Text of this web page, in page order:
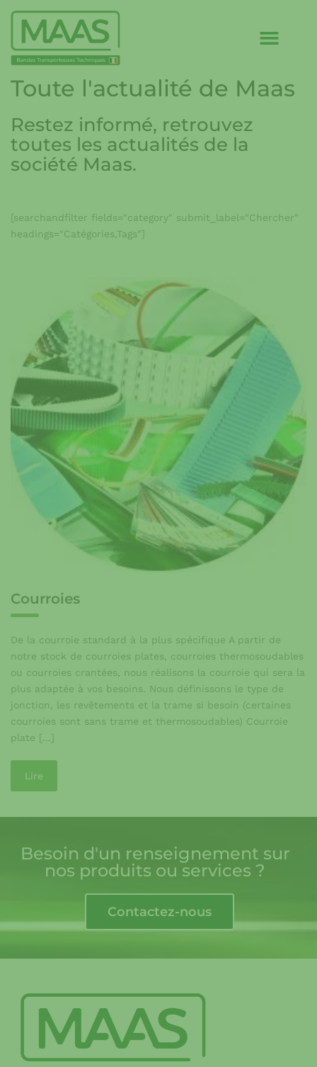
Toute l'actualité de Maas
Restez informé, retrouvez
toutes les actualités de la
société Maas.
[searchandfilter fields="category" submit_label="Chercher"
headings="Catégories,Tags"]
Courroies
De la courroie standard à la plus spécifique A partir de
notre stock de courroies plates, courroies thermosoudables
ou courroies crantées, nous réalisons la courroie qui sera la
plus adaptée à vos besoins. Nous définissons le type de
jonction, les revêtements et la trame si besoin (certaines
courroies sont sans trame et thermosoudables) Courroie
plate [...]
Lire
Besoin d'un renseignement sur
nos produits ou services ?
Contactez-nous